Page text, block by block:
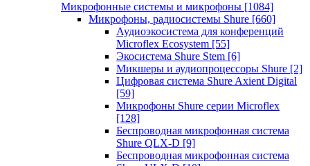
Микрофонные системы и микрофоны [1084]
Микрофоны, радиосистемы Shure [660]
Аудиоэкосистема для конференций
Microflex Ecosystem [55]
Экосистема Shure Stem [6]
Микшеры и аудиопроцессоры Shure [2]
Цифровая система Shure Axient Digital
[59]
Микрофоны Shure серии Microflex
[128]
Беспроводная микрофонная система
Shure QLX-D [9]
Беспроводная микрофонная система